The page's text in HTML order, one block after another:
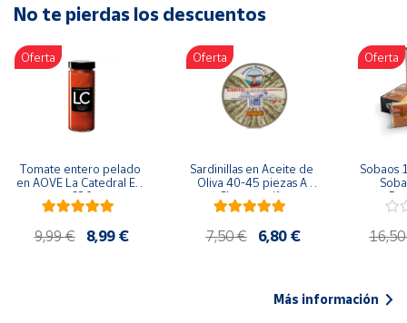
Artesanía
Oficina y
Papelería
Para Canarias,
Ceuta y Melilla
populares
Bono
Cultural
No te pierdas los descuentos
Oferta
Tomate entero pelado
en AOVE La Catedral ER-
630
9,99 € 8,99 €
Oferta
Sardinillas en Aceite de
Oliva 40-45 piezas A
Churrusquiña
7,50 € 6,80 €
Oferta
Sobaos
Más información